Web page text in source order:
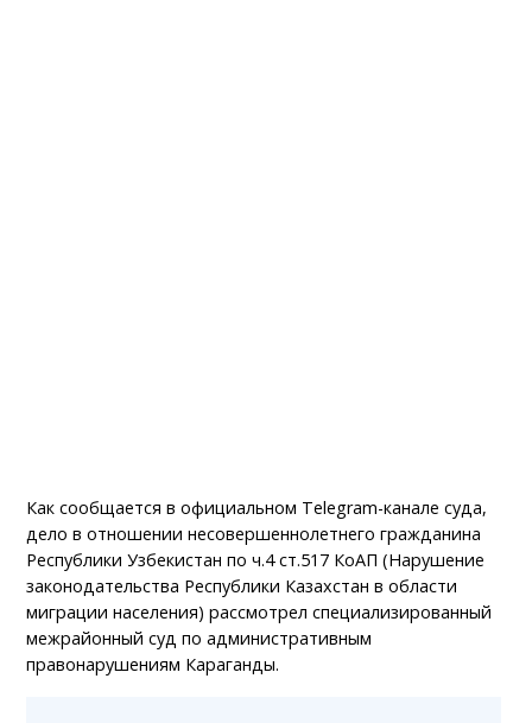
Как сообщается в официальном Telegram-канале суда,
дело в отношении несовершеннолетнего гражданина
Республики Узбекистан по ч.4 ст.517 КоАП (Нарушение
законодательства Республики Казахстан в области
миграции населения) рассмотрел специализированный
межрайонный суд по административным
правонарушениям Караганды.